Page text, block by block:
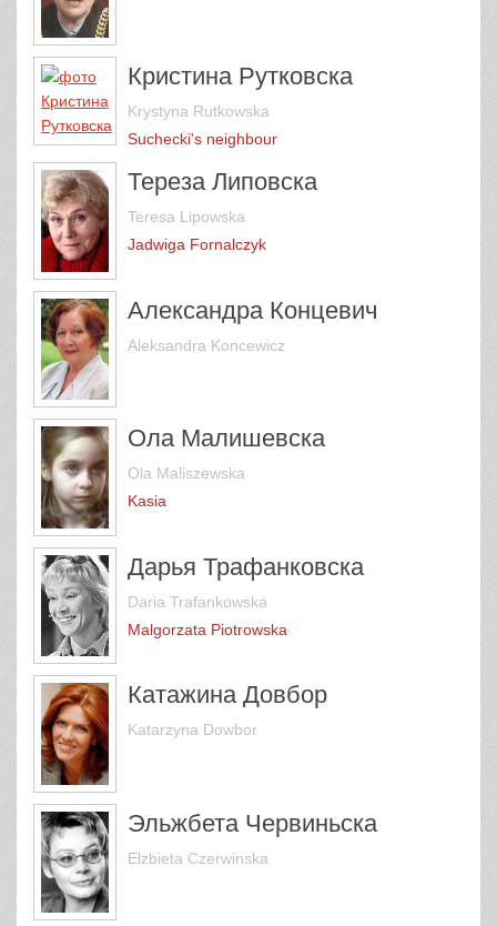
Кристина Рутковска
Krystyna Rutkowska
Suchecki's neighbour
Тереза Липовска
Teresa Lipowska
Jadwiga Fornalczyk
Александра Концевич
Aleksandra Koncewicz
Ола Малишевска
Ola Maliszewska
Kasia
Дарья Трафанковска
Daria Trafankowska
Malgorzata Piotrowska
Катажина Довбор
Katarzyna Dowbor
Эльжбета Червиньска
Elzbieta Czerwinska